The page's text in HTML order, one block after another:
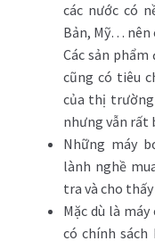
các nước có
Bản, Mỹ… nên
Các sản
cũng có tiêu
của thị trường
nhưng vẫn rất
Những máy
lành nghề
tra và cho
Mặc dù là
có chính